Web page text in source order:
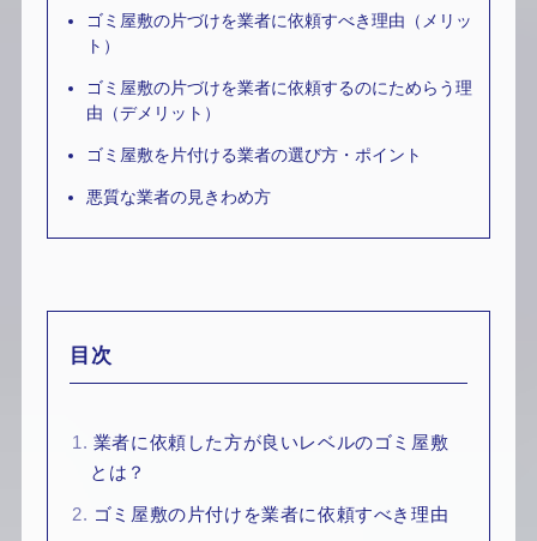
ゴミ屋敷の片づけを業者に依頼すべき理由（メリッ
ト）
ゴミ屋敷の片づけを業者に依頼するのにためらう理
由（デメリット）
ゴミ屋敷を片付ける業者の選び方・ポイント
悪質な業者の見きわめ方
目次
1. 業者に依頼した方が良いレベルのゴミ屋敷
とは？
2. ゴミ屋敷の片付けを業者に依頼すべき理由